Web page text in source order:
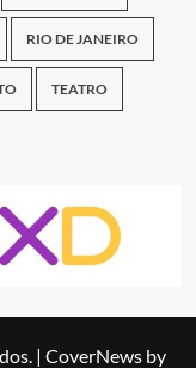
RIO DE JANEIRO
TEATRO
| CoverNews by